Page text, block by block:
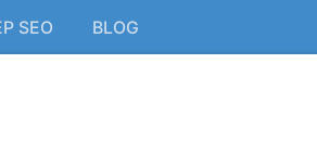
SEO BLOG